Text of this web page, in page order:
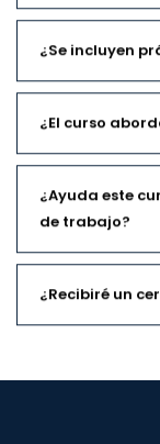
¿Se incluyen
¿El curso
¿Ayuda este
de trabajo?
¿Recibiré un